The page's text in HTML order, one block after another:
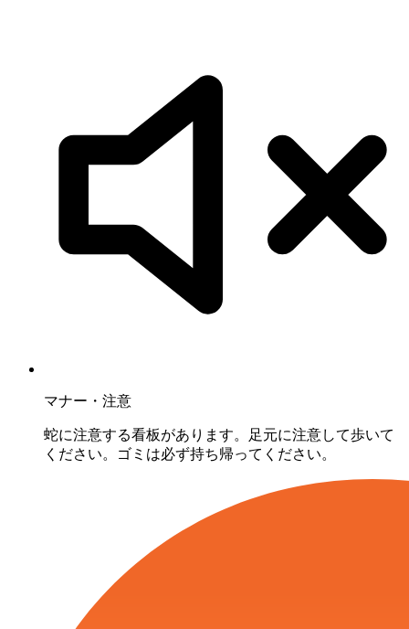
マナー・注意
蛇に注意する看板があります。足元に注意して歩いて
ください。ゴミは必ず持ち帰ってください。